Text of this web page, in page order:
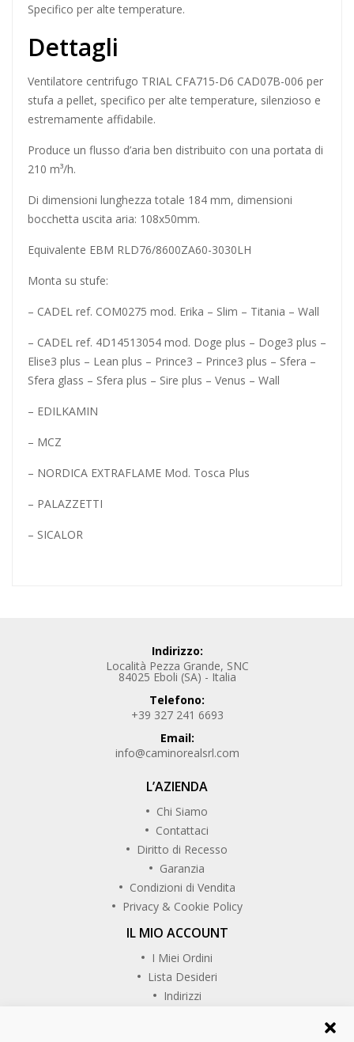
Specifico per alte temperature.
Dettagli
Ventilatore centrifugo TRIAL CFA715-D6 CAD07B-006 per
stufa a pellet, specifico per alte temperature, silenzioso e
estremamente affidabile.
Produce un flusso d’aria ben distribuito con una portata di
210 m³/h.
Di dimensioni lunghezza totale 184 mm, dimensioni
bocchetta uscita aria: 108x50mm.
Equivalente EBM RLD76/8600ZA60-3030LH
Monta su stufe:
– CADEL ref. COM0275 mod. Erika – Slim – Titania – Wall
– CADEL ref. 4D14513054 mod. Doge plus – Doge3 plus –
Elise3 plus – Lean plus – Prince3 – Prince3 plus – Sfera –
Sfera glass – Sfera plus – Sire plus – Venus – Wall
– EDILKAMIN
– MCZ
– NORDICA EXTRAFLAME Mod. Tosca Plus
– PALAZZETTI
– SICALOR
Indirizzo:
Località Pezza Grande, SNC
84025 Eboli (SA) - Italia
Telefono:
+39 327 241 6693
Email:
info@caminorealsrl.com
L’AZIENDA
Chi Siamo
Contattaci
Diritto di Recesso
Garanzia
Condizioni di Vendita
Privacy & Cookie Policy
IL MIO ACCOUNT
I Miei Ordini
Lista Desideri
Indirizzi